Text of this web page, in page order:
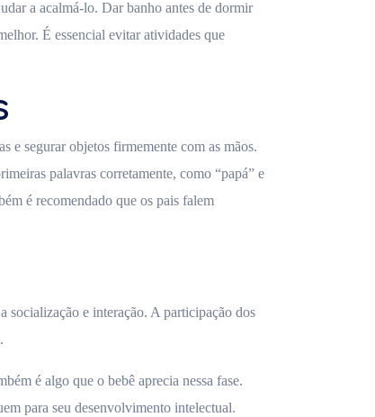
a acalmá-lo. Dar banho antes de dormir
É essencial evitar atividades que
e segurar objetos firmemente com as mãos.
palavras corretamente, como “papá” e
é recomendado que os pais falem
socialização e interação. A participação dos
é algo que o bebê aprecia nessa fase.
para seu desenvolvimento intelectual.